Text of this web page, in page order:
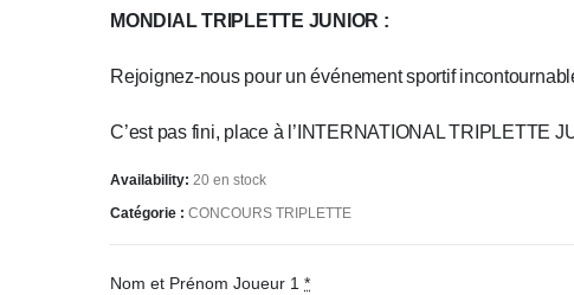
MONDIAL TRIPLETTE JUNIOR :
Rejoignez-nous pour un événement sportif
C’est pas fini, place à l’INTERNATIONAL TRIPLETTE
Availability: 20 en stock
Catégorie : CONCOURS TRIPLETTE
Nom et Prénom Joueur 1 *